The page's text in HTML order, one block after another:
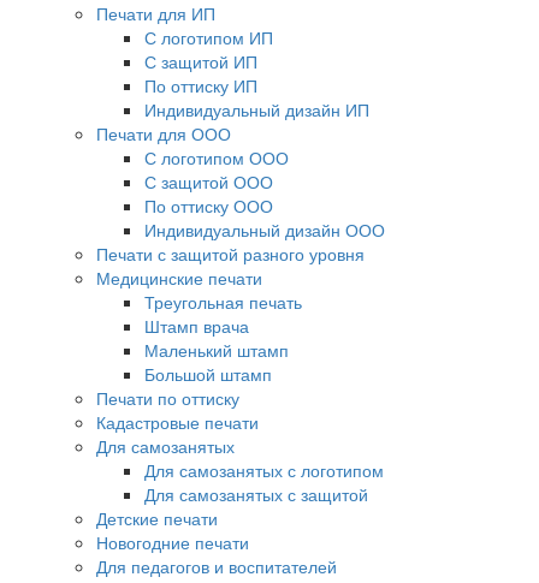
Печати для ИП
С логотипом ИП
С защитой ИП
По оттиску ИП
Индивидуальный дизайн ИП
Печати для ООО
С логотипом ООО
С защитой ООО
По оттиску ООО
Индивидуальный дизайн ООО
Печати с защитой разного уровня
Медицинские печати
Треугольная печать
Штамп врача
Маленький штамп
Большой штамп
Печати по оттиску
Кадастровые печати
Для самозанятых
Для самозанятых с логотипом
Для самозанятых с защитой
Детские печати
Новогодние печати
Для педагогов и воспитателей